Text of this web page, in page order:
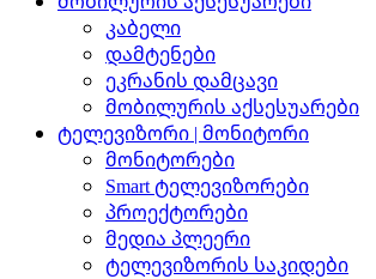
კაბელი
დამტენები
ეკრანის დამცავი
მობილურის აქსესუარები
ტელევიზორი | მონიტორი
მონიტორები
Smart ტელევიზორები
პროექტორები
მედია პლეერი
ტელევიზორის საკიდები